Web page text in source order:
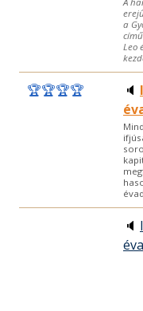
a
Leo
🏆🏆🏆🏆 🔈
🔈